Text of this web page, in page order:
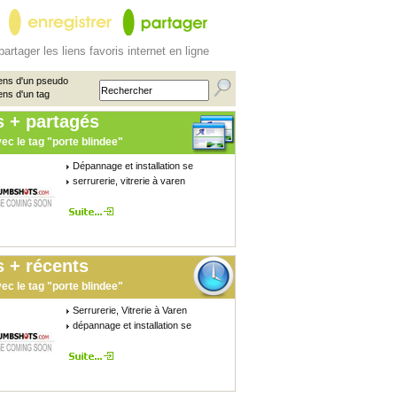
les liens favoris internet en ligne
d'un pseudo
d'un tag
+ partagés
le tag "porte blindee"
Dépannage et installation se
serrurerie, vitrerie à varen
+ récents
le tag "porte blindee"
Serrurerie, Vitrerie à Varen
dépannage et installation se